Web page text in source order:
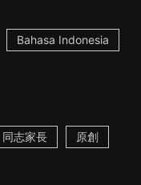
Bahasa Indonesia
同志家長 原創